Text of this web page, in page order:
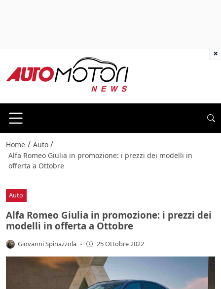
Home / Auto /
Alfa Romeo Giulia in promozione: i prezzi dei modelli in
offerta a Ottobre
Auto
Alfa Romeo Giulia in promozione: i prezzi dei
modelli in offerta a Ottobre
Giovanni Spinazzola - 25 Ottobre 2022
×